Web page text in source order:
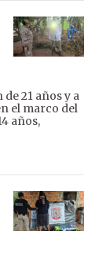
21 años y a
el marco del
años,